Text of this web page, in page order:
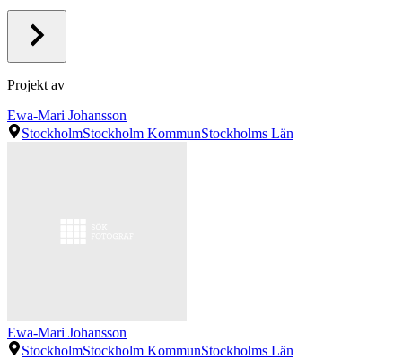
Projekt av
Ewa-Mari Johansson
StockholmStockholm KommunStockholms Län
Ewa-Mari Johansson
StockholmStockholm KommunStockholms Län